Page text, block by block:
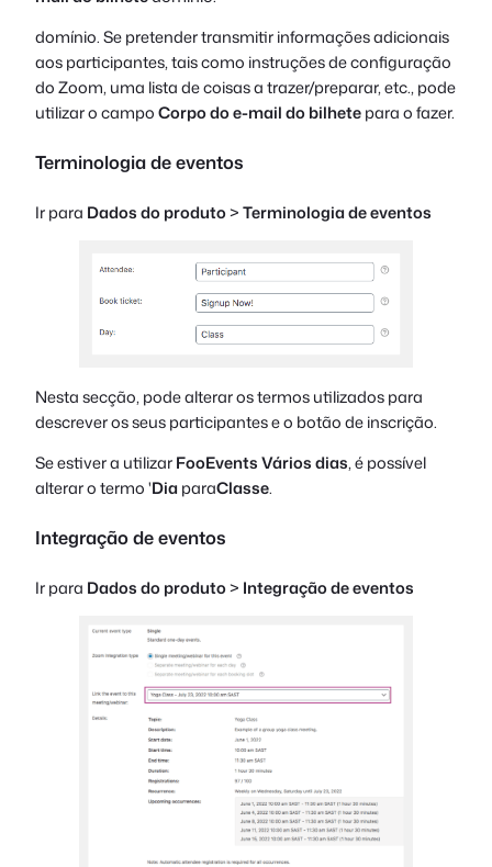
domínio. Se pretender transmitir informações adicionais
aos participantes, tais como instruções de configuração
do Zoom, uma lista de coisas a trazer/preparar, etc., pode
utilizar o campoCorpo do e-mail do bilhetepara o fazer.
Terminologia de eventos
Ir para Dados do produto>Terminologia de eventos
Nesta secção, pode alterar os termos utilizados para
descrever os seus participantes e o botão de inscrição.
Se estiver a utilizarFooEvents Vários dias, é possível
alterar o termo 'DiaparaClasse.
Integração de eventos
Ir para Dados do produto> Integração de eventos